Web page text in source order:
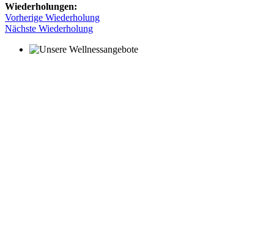
Wiederholungen:
Vorherige Wiederholung
Nächste Wiederholung